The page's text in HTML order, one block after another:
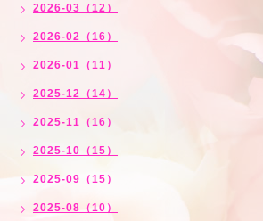
2026-03（12）
2026-02（16）
2026-01（11）
2025-12（14）
2025-11（16）
2025-10（15）
2025-09（15）
2025-08（10）